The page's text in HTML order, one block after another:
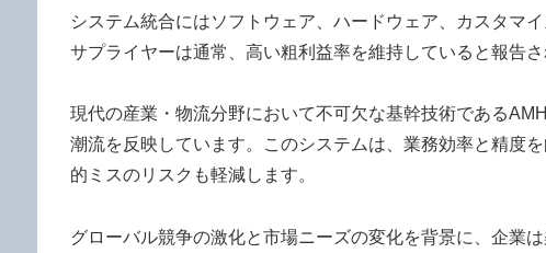
システム統合にはソフトウェア、ハードウェア、カスタマ
サプライヤーは通常、高い粗利益率を維持していると報告さ
現代の産業・物流分野において不可欠な基幹技術である
潮流を反映しています。このシステムは、業務効率と精度
的ミスのリスクも軽減します。
グローバル競争の激化と市場ニーズの変化を背景に、企業